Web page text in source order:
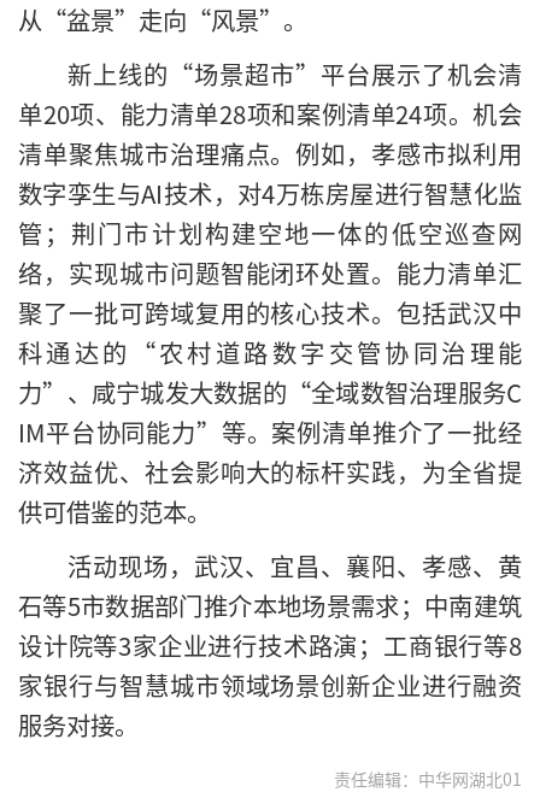
从“盆景”走向“风景”。
新上线的“场景超市”平台展示了机会清
单20项、能力清单28项和案例清单24项。机会
清单聚焦城市治理痛点。例如，孝感市拟利用
数字孪生与AI技术，对4万栋房屋进行智慧化监
管；荆门市计划构建空地一体的低空巡查网
络，实现城市问题智能闭环处置。能力清单汇
聚了一批可跨域复用的核心技术。包括武汉中
科通达的“农村道路数字交管协同治理能
力”、咸宁城发大数据的“全域数智治理服务C
IM平台协同能力”等。案例清单推介了一批经
济效益优、社会影响大的标杆实践，为全省提
供可借鉴的范本。
活动现场，武汉、宜昌、襄阳、孝感、黄
石等5市数据部门推介本地场景需求；中南建筑
设计院等3家企业进行技术路演；工商银行等8
家银行与智慧城市领域场景创新企业进行融资
服务对接。
责任编辑：中华网湖北01